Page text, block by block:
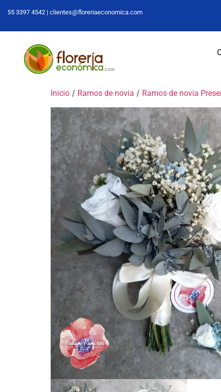
55 3397 4542 | clientes@floreriaeconomica.com
Inicio / Ramos de novia / Ramos de novia